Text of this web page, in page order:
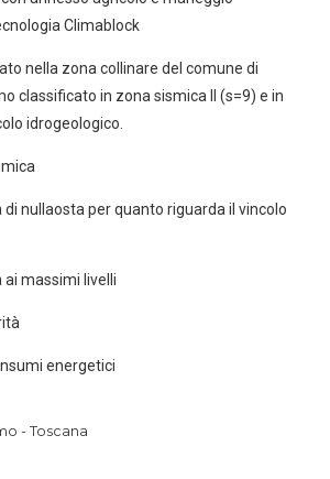
Climablock
nella zona collinare del comune di
classificato in zona sismica II (s=9) e in
idrogeologico.
nullaosta per quanto riguarda il vincolo
massimi livelli
energetici
- Toscana